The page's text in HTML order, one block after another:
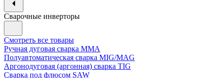
Сварочные инверторы
Смотреть все товары
Ручная дуговая сварка MMA
Полуавтоматическая сварка MIG/MAG
Аргонодуговая (аргонная) сварка TIG
Сварка под флюсом SAW